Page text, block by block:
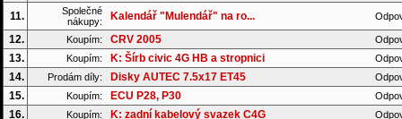
11.
Společné
nákupy:
Kalendář "Mulendář" na ro...
12. Koupím: CRV 2005
13. Koupím: K: Šírb civic 4G HB a stropnici
14. Prodám díly: Disky AUTEC 7.5x17 ET45
15. Koupím: ECU P28, P30
16. Koupím: K: zadní kabelový svazek C4G